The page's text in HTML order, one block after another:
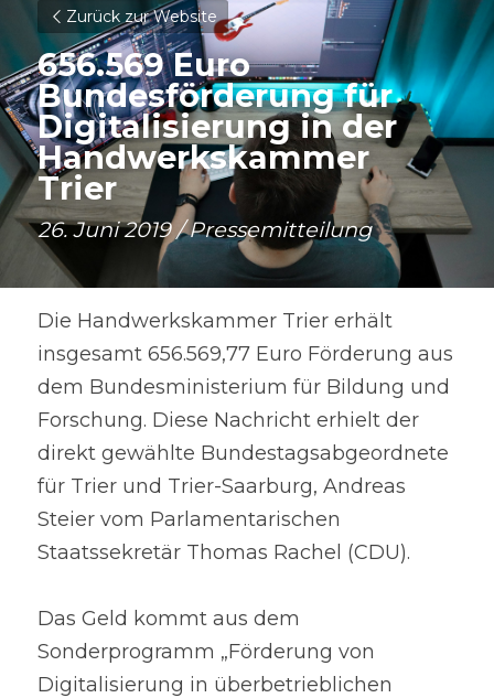
Zurück zur Website
656.569 Euro
Bundesförderung für
Digitalisierung in der
Handwerkskammer
Trier
26. Juni 2019 / Pressemitteilung
Die Handwerkskammer Trier erhält
insgesamt 656.569,77 Euro Förderung aus
dem Bundesministerium für Bildung und
Forschung. Diese Nachricht erhielt der
direkt gewählte Bundestagsabgeordnete
für Trier und Trier-Saarburg, Andreas
Steier vom Parlamentarischen
Staatssekretär Thomas Rachel (CDU).
Das Geld kommt aus dem
Sonderprogramm „Förderung von
Digitalisierung in überbetrieblichen